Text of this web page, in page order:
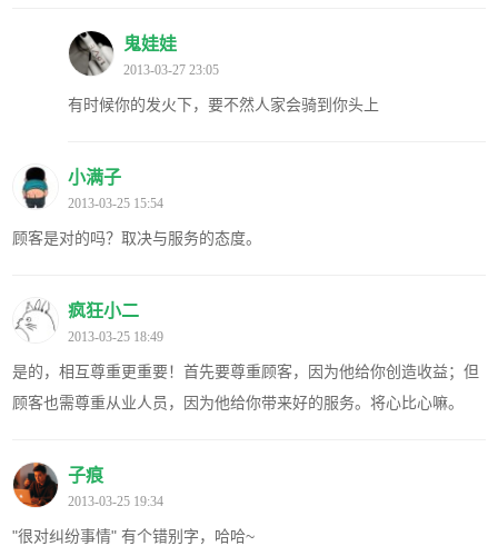
鬼娃娃
2013-03-27 23:05
有时候你的发火下，要不然人家会骑到你头上
小满子
2013-03-25 15:54
顾客是对的吗？取决与服务的态度。
疯狂小二
2013-03-25 18:49
是的，相互尊重更重要！首先要尊重顾客，因为他给你创造收益；但
顾客也需尊重从业人员，因为他给你带来好的服务。将心比心嘛。
子痕
2013-03-25 19:34
"很对纠纷事情" 有个错别字，哈哈~